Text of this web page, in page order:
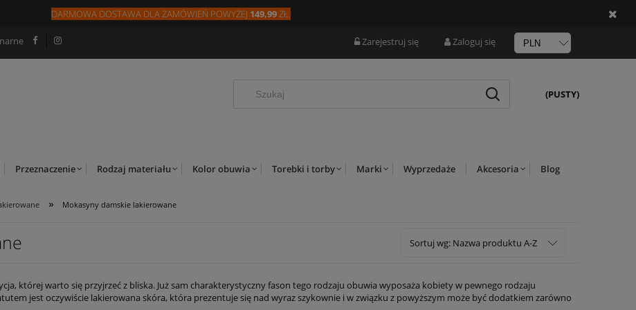
DARMOWA DOSTAWA DLAZAMÓWIEŃ POWYŻEJ 149,99ZŁ.
Zarejestruj się Zaloguj się
(PUSTY)
Przeznaczenie Rodzaj materiału Kolor obuwia Torebki i torby Marki Wyprzedaże Akcesoria Blog
» Mokasyny damskie lakierowane
Sortuj wg: Nazwa produktu A-Z
której warto się przyjrzeć z bliska. Już sam charakterystyczny fason tego rodzaju obuwia wyposaża kobiety w pewnego rodzaju
jest oczywiście lakierowana skóra, która prezentuje się nad wyraz szykownie i w związku z powyższym może być dodatkiem zarówno